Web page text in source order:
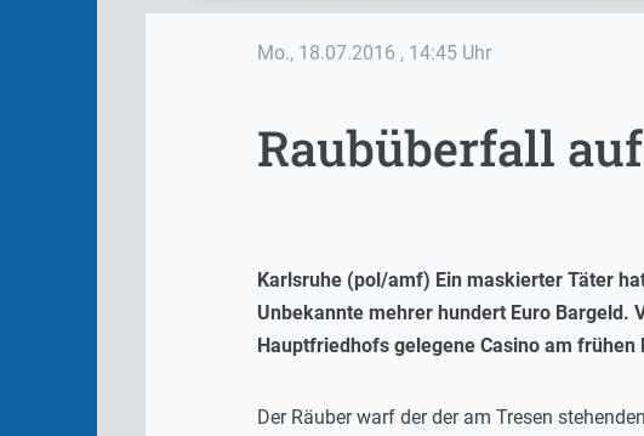
Mo., 18.07.2016 , 14:45 Uhr
Raubüberfall
Karlsruhe (pol/amf) Ein maskierter Täter
Unbekannte mehrer hundert Euro
Hauptfriedhofs gelegene Casino am
Der Räuber warf der der am Tresen